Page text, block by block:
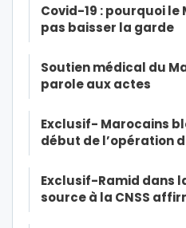
Covid-19 : pourquoi le
pas baisser la garde
Soutien médical du
parole aux actes
Exclusif- Marocains
début de l’opération
Exclusif-Ramid dans
source à la CNSS